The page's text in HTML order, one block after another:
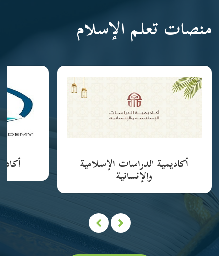
منصات تعلم الإسلام
أكاديمية الدراسات الإسلامية
والإنسانية